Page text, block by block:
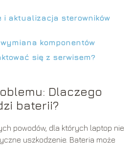
i aktualizacja sterowników
komponentów
się z serwisem?
Dlaczego
baterii?
powodów, dla których laptop nie
uszkodzenie. Bateria może